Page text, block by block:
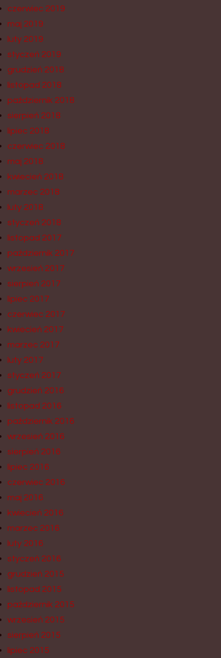
czerwiec 2019
maj 2019
luty 2019
styczeń 2019
grudzień 2018
listopad 2018
październik 2018
sierpień 2018
lipiec 2018
czerwiec 2018
maj 2018
kwiecień 2018
marzec 2018
luty 2018
styczeń 2018
listopad 2017
październik 2017
wrzesień 2017
sierpień 2017
lipiec 2017
czerwiec 2017
kwiecień 2017
marzec 2017
luty 2017
styczeń 2017
grudzień 2016
listopad 2016
październik 2016
wrzesień 2016
sierpień 2016
lipiec 2016
czerwiec 2016
maj 2016
kwiecień 2016
marzec 2016
luty 2016
styczeń 2016
grudzień 2015
listopad 2015
październik 2015
wrzesień 2015
sierpień 2015
lipiec 2015